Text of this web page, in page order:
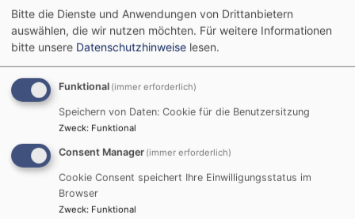
Sa, 5.9. 10-11 Uhr
Gottesdienst im Matthäusstift
Pfrin. Krieger
Landshut
Bitte die Dienste und Anwendungen von Drittanbietern
auswählen, die wir nutzen möchten. Für weitere Informationen
bitte unsere Datenschutzhinweise lesen.
Funktional (immer erforderlich)
Speichern von Daten: Cookie für die Benutzersitzung
Zweck: Funktional
Consent Manager (immer erforderlich)
Cookie Consent speichert Ihre Einwilligungsstatus im
Browser
Zweck: Funktional